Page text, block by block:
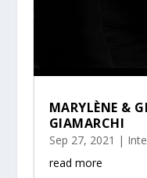
MARYLÈNE &
GIAMARCHI
Sep 27, 2021 |
read more